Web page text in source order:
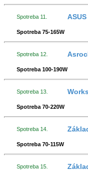
Spotreba 11.
Spotreba 75-165W
Spotreba 12.
Spotreba 100-190W
Spotreba 13.
Spotreba 70-220W
Spotreba 14.
Spotreba 70-115W
Spotreba 15.